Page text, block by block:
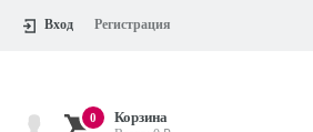
Вход Регистрация
0 Корзина